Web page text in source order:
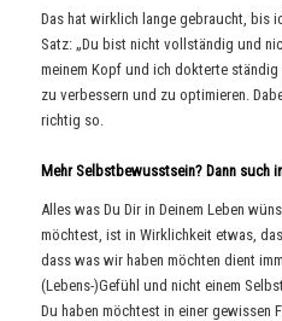
Das hat wirklich lange gebraucht, bis
Satz: „Du bist nicht vollständig und
meinem Kopf und ich dokterte
zu verbessern und zu optimieren.
richtig so.
Mehr Selbstbewusstsein? Dann such
Alles was Du Dir in Deinem Leben
möchtest, ist in Wirklichkeit etwas,
dass was wir haben möchten dient
(Lebens-)Gefühl und nicht einem
Du haben möchtest in einer gewissen